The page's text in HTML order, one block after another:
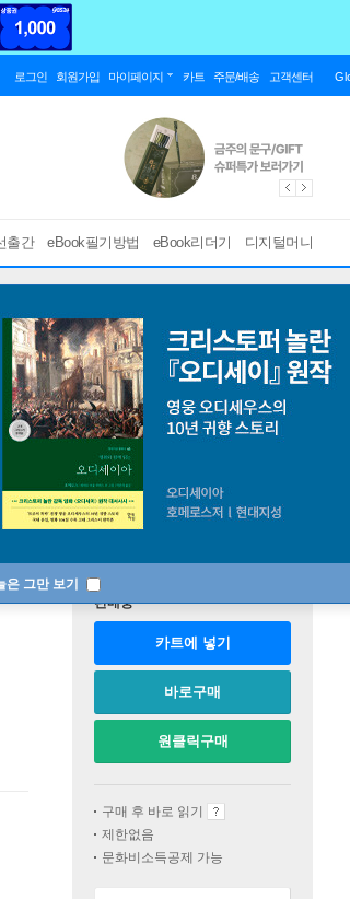
로그인 회원가입 마이페이지 카트 주문/배송 고객센터
출간 eBook필기방법 eBook리더기 디지털머니
은 그만 보기
판매중
카트에 넣기
바로구매
원클릭구매
구매 후 바로 읽기
제한없음
문화비소득공제 가능